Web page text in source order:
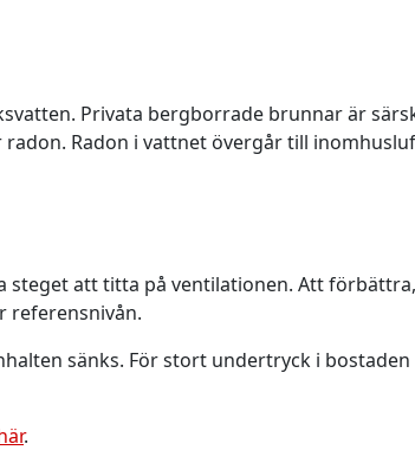
Privata bergborrade brunnar är
Radon i vattnet övergår till
att titta på ventilationen. Att
referensnivån.
sänks. För stort undertryck i bostaden
.